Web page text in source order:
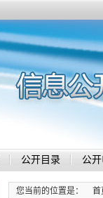
公开目录 公
您当前的位置是： 首